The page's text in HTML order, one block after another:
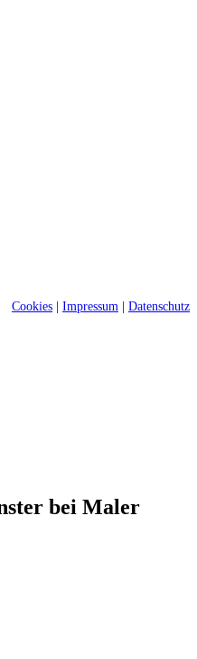
Cookies Impressum Datenschutz
bei Maler